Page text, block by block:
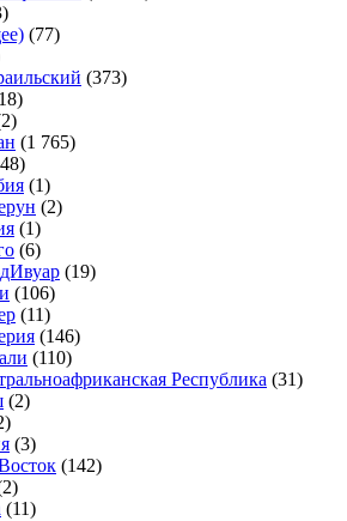
(77)
(373)
(1 765)
(1)
(2)
(1)
(6)
(19)
(106)
(11)
(146)
(110)
Республика (31)
(2)
(3)
(142)
(11)